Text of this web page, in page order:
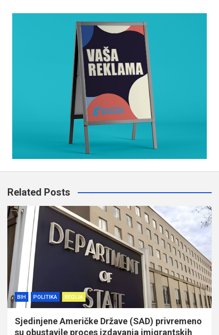
Related Posts
BIH POLITIKA REGIJA
Sjedinjene Američke Države (SAD) privremeno
su obustavile proces izdavanja imigrantskih